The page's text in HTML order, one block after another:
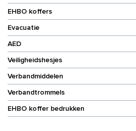
EHBO koffers
Evacuatie
AED
Veiligheidshesjes
Verbandmiddelen
Verbandtrommels
EHBO koffer bedrukken